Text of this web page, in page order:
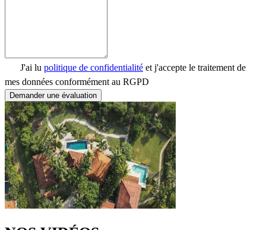
J'ai lu politique de confidentialité et j'accepte le traitement de
mes données conformément au RGPD
Demander une évaluation